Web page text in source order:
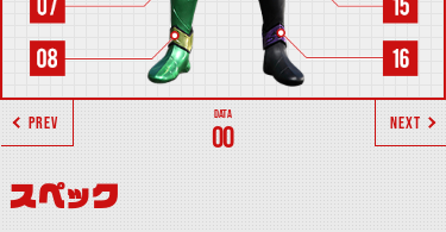
00
PREV NEXT
スペック